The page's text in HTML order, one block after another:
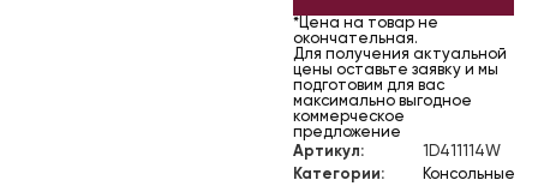
*Цена на товар не
окончательная.
Для получения актуальной
цены оставьте заявку и мы
подготовим для вас
максимально выгодное
коммерческое
предложение
Артикул:
1D411114W
Категории:
Консольные